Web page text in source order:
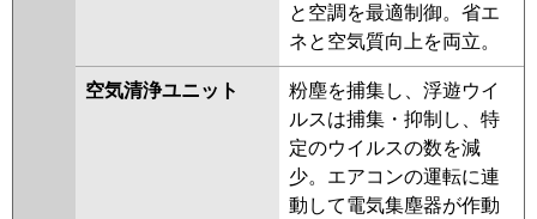
と空調を最適制御。省エ
ネと空気質向上を両立。
空気清浄ユニット
粉塵を捕集し、浮遊ウイ
ルスは捕集・抑制し、特
定のウイルスの数を減
少。エアコンの運転に連
動して電気集塵器が作動